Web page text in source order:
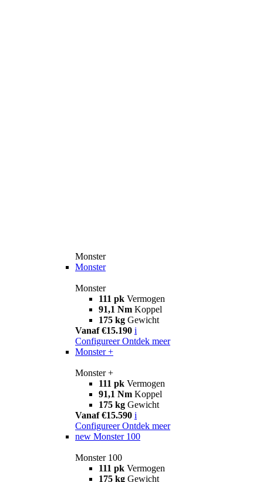
Monster
Monster
Monster
111 pk Vermogen
91,1 Nm Koppel
175 kg Gewicht
Vanaf €15.190 i
Configureer Ontdek meer
Monster +
Monster +
111 pk Vermogen
91,1 Nm Koppel
175 kg Gewicht
Vanaf €15.590 i
Configureer Ontdek meer
new Monster 100
Monster 100
111 pk Vermogen
175 kg Gewicht